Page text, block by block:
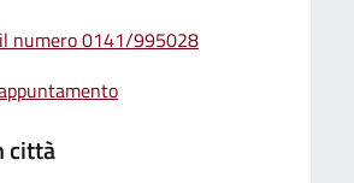
numero 0141/995028
città